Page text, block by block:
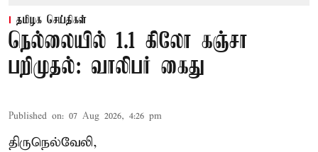
தமிழக செய்திகள்
நெல்லையில் 1.1 கிலோ கஞ்சா
பறிமுதல்: வாலிபர் கைது
Published on: 07 Aug 2026, 4:26 pm
திருநெல்வேலி,